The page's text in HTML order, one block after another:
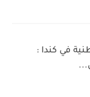
في كندا :